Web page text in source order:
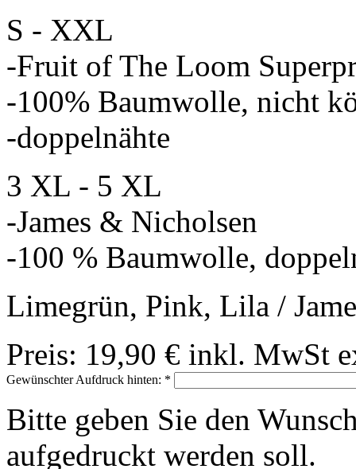
S - XXL
-Fruit of The Loom
-100% Baumwolle, nicht
-doppelnähte
3 XL - 5 XL
-James & Nicholsen
-100 % Baumwolle,
Limegrün, Pink, Lila /
Preis: 19,90 € inkl. MwSt
Gewünschter Aufdruck hinten: *
Bitte geben Sie den
aufgedruckt werden soll.